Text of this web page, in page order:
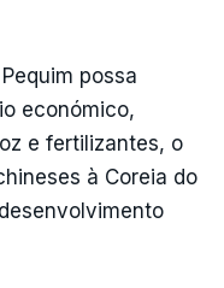
possa
económico,
e fertilizantes, o
à Coreia do